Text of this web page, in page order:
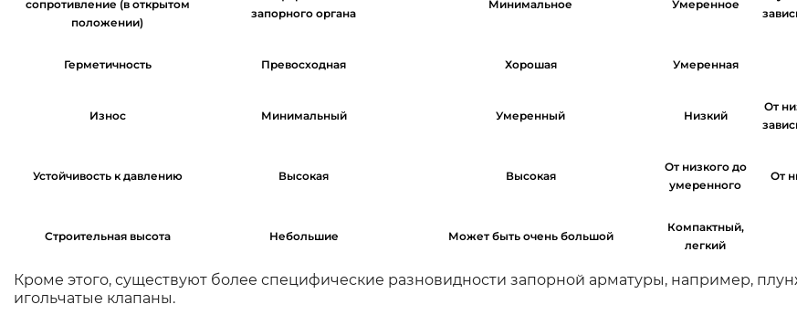
сопротивление (в открытом
положении)
запорного органа
Минимальное Умеренное
Герметичность Превосходная Хорошая Умеренная
Износ Минимальный Умеренный Низкий
От
Устойчивость к давлению Высокая Высокая
От низкого до
умеренного
От
Строительная высота Небольшие Может быть очень большой
Компактный,
легкий
Кроме этого, существуют более специфические разновидности запорной арматуры, например,
игольчатые клапаны.